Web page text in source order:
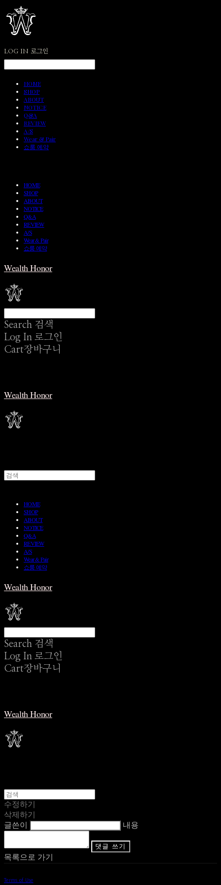
LOG IN 로그인
HOME
SHOP
ABOUT
NOTICE
Q&A
REVIEW
A/S
Wear & Pair
쇼룸 예약
HOME
SHOP
ABOUT
NOTICE
Q&A
REVIEW
A/S
Wear & Pair
쇼룸 예약
Wealth Honor
Search 검색
Log In 로그인
Cart장바구니
Wealth Honor
HOME
SHOP
ABOUT
NOTICE
Q&A
REVIEW
A/S
Wear & Pair
쇼룸 예약
Wealth Honor
Search 검색
Log In 로그인
Cart장바구니
Wealth Honor
수정하기
삭제하기
글쓴이
내용
댓글 쓰기
목록으로 가기
Terms of Use